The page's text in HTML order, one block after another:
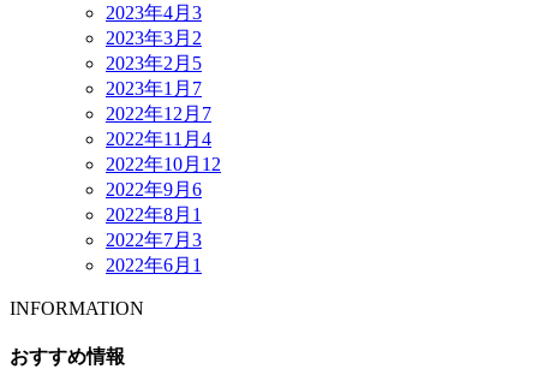
2023年4月 3
2023年3月 2
2023年2月 5
2023年1月 7
2022年12月 7
2022年11月 4
2022年10月 12
2022年9月 6
2022年8月 1
2022年7月 3
2022年6月 1
INFORMATION
おすすめ情報